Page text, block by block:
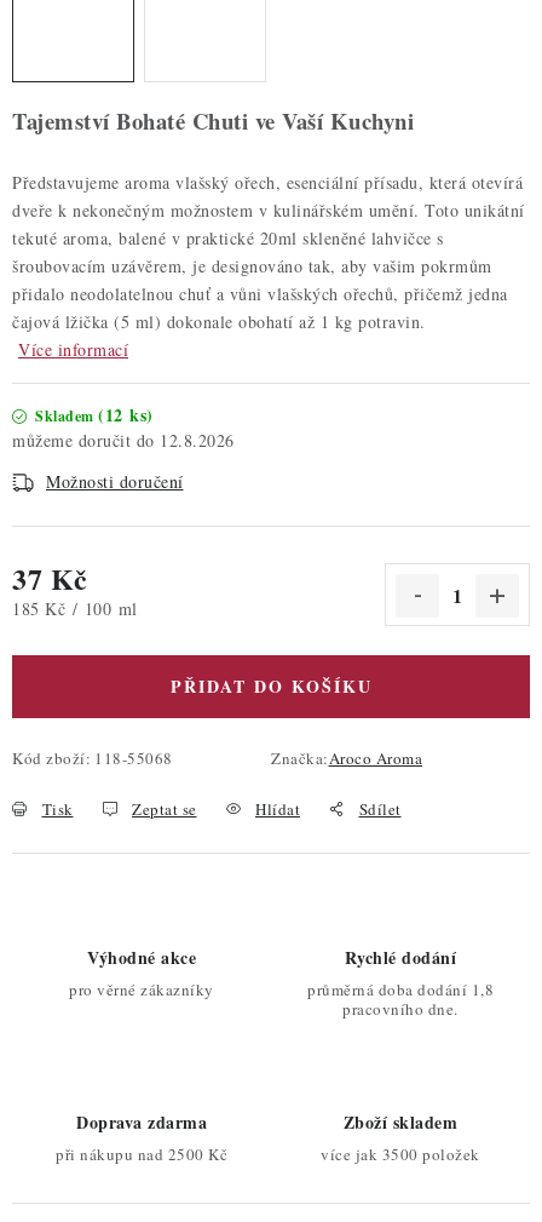
Nepřevzetí zásilky na dobírku
Hodnocení obchodu
Blog
Moje objednávka
Tajemství Bohaté Chuti ve Vaší Kuchyni
Představujeme aroma vlašský ořech, esenciální přísadu, která otevírá
dveře k nekonečným možnostem v kulinářském umění. Toto unikátní
tekuté aroma, balené v praktické 20ml skleněné lahvičce s
šroubovacím uzávěrem, je designováno tak, aby vašim pokrmům
přidalo neodolatelnou chuť a vůni vlašských ořechů, přičemž jedna
čajová lžička (5 ml) dokonale obohatí až 1 kg potravin.
Více informací
Skladem (12 ks)
12.8.2026
Možnosti doručení
37 Kč
Měrná cena:
185 Kč / 100 ml
PŘIDAT DO KOŠÍKU
Kód zboží: 118-55068 Značka:Aroco Aroma
Tisk Zeptat se Hlídat Sdílet
Výhodné akce
pro věrné zákazníky
Rychlé dodání
průměrná doba dodání 1,8
pracovního dne.
Doprava zdarma
při nákupu nad 2500 Kč
Zboží skladem
více jak 3500 položek